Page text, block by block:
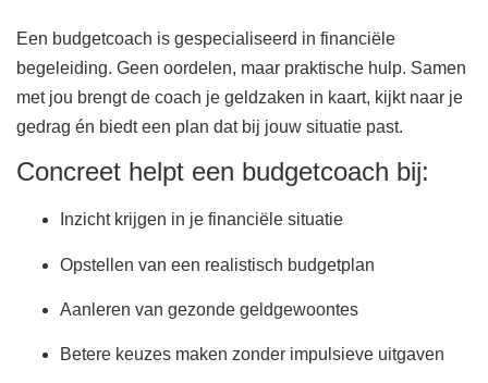
Een budgetcoach is gespecialiseerd in financiële
begeleiding. Geen oordelen, maar praktische hulp. Samen
met jou brengt de coach je geldzaken in kaart, kijkt naar je
gedrag én biedt een plan dat bij jouw situatie past.
Concreet helpt een budgetcoach bij:
Inzicht krijgen in je financiële situatie
Opstellen van een realistisch budgetplan
Aanleren van gezonde geldgewoontes
Betere keuzes maken zonder impulsieve uitgaven